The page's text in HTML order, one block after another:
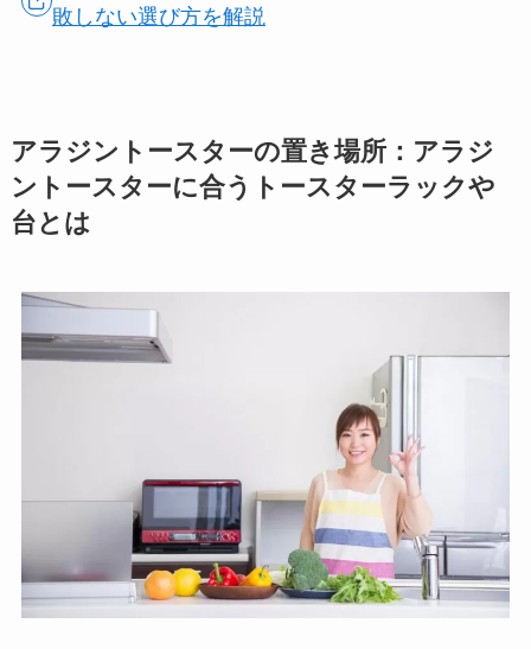
敗しない選び方を解説
アラジントースターの置き場所：アラジ
ントースターに合うトースターラックや
台とは